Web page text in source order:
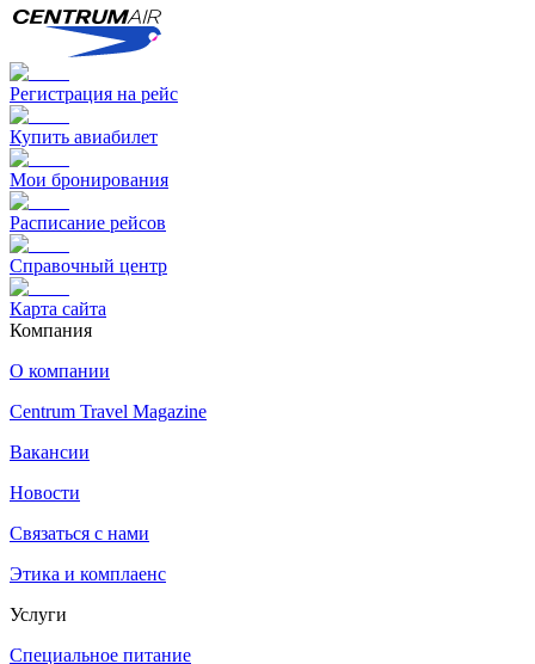
Регистрация на рейс
Купить авиабилет
Мои бронирования
Расписание рейсов
Справочный центр
Карта сайта
Компания
О компании
Centrum Travel Magazine
Вакансии
Новости
Связаться с нами
Этика и комплаенс
Услуги
Специальное питание